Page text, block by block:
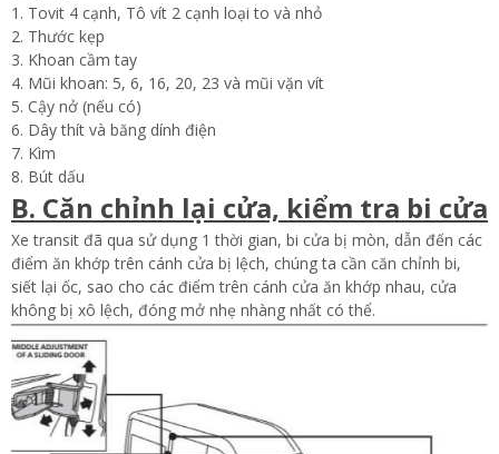
1. Tovit 4 cạnh, Tô vít 2 cạnh loại to và nhỏ
2. Thước kẹp
3. Khoan cầm tay
4. Mũi khoan: 5, 6, 16, 20, 23 và mũi vặn vít
5. Cậy nở (nếu có)
6. Dây thít và băng dính điện
7. Kìm
8. Bút dấu
B. Căn chỉnh lại cửa, kiểm tra bi cửa
Xe transit đã qua sử dụng 1 thời gian, bi cửa bị mòn, dẫn đến các
điểm ăn khớp trên cánh cửa bị lệch, chúng ta cần căn chỉnh bi,
siết lại ốc, sao cho các điểm trên cánh cửa ăn khớp nhau, cửa
không bị xô lệch, đóng mở nhẹ nhàng nhất có thể.